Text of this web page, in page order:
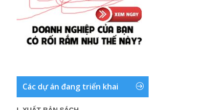
Các dự án đang triển khai